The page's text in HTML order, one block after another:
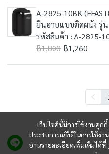
A-2825-10BK
ยืนอาบแบบติดผนัง รุ่น
รหัสสินค้า : A-2825-
฿1,800 ฿1,260
1
เว็บไซต์นี้มีการใช้งานคุก
ประสบการณ์ที่ดีในการใช้งา
อ่านรายละเอียดเพิ่มเติมได้ที่